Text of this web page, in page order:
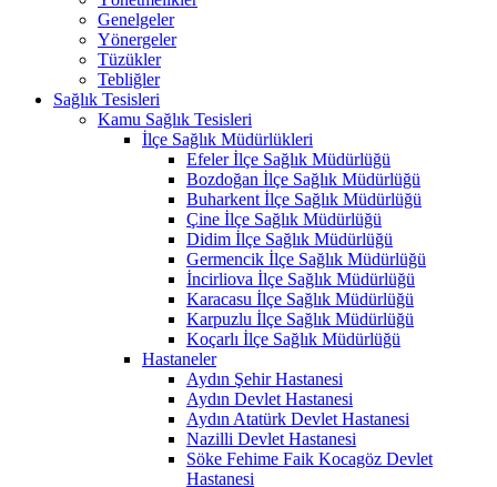
Genelgeler
Yönergeler
Tüzükler
Tebliğler
Sağlık Tesisleri
Kamu Sağlık Tesisleri
İlçe Sağlık Müdürlükleri
Efeler İlçe Sağlık Müdürlüğü
Bozdoğan İlçe Sağlık Müdürlüğü
Buharkent İlçe Sağlık Müdürlüğü
Çine İlçe Sağlık Müdürlüğü
Didim İlçe Sağlık Müdürlüğü
Germencik İlçe Sağlık Müdürlüğü
İncirliova İlçe Sağlık Müdürlüğü
Karacasu İlçe Sağlık Müdürlüğü
Karpuzlu İlçe Sağlık Müdürlüğü
Koçarlı İlçe Sağlık Müdürlüğü
Hastaneler
Aydın Şehir Hastanesi
Aydın Devlet Hastanesi
Aydın Atatürk Devlet Hastanesi
Nazilli Devlet Hastanesi
Söke Fehime Faik Kocagöz Devlet
Hastanesi